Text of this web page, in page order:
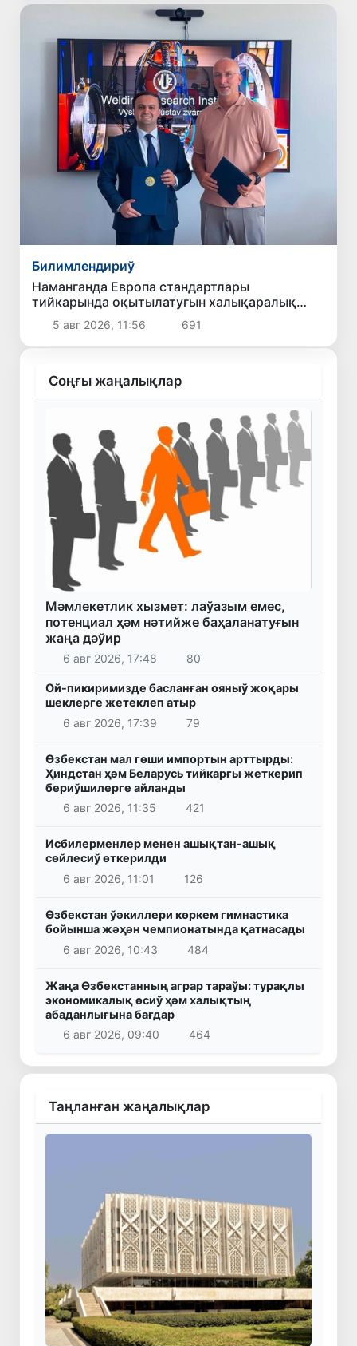
Билимлендириў
Наманганда Европа стандартлары
тийкарында оқытылатуғын халықаралық
кепсерлеў мектеби ашылады
5 авг 2026, 11:56 691
Соңғы жаңалықлар
Мәмлекетлик хызмет: лаўазым емес,
потенциал ҳәм нәтийже баҳаланатуғын
жаңа дәўир
6 авг 2026, 17:48 80
Ой-пикиримизде басланған ояныў жоқары
шеклерге жетеклеп атыр
6 авг 2026, 17:39
79
Өзбекстан мал гөши импортын арттырды:
Ҳиндстан ҳәм Беларусь тийкарғы жеткерип
бериўшилерге айланды
6 авг 2026, 11:35
421
Исбилерменлер менен ашықтан-ашық
сөйлесиў өткерилди
6 авг 2026, 11:01
126
Өзбекстан ўәкиллери көркем гимнастика
бойынша жәҳән чемпионатында қатнасады
6 авг 2026, 10:43
484
Жаңа Өзбекстанның аграр тараўы: турақлы
экономикалық өсиў ҳәм халықтың
абаданлығына бағдар
6 авг 2026, 09:40
464
Таңланған жаңалықлар